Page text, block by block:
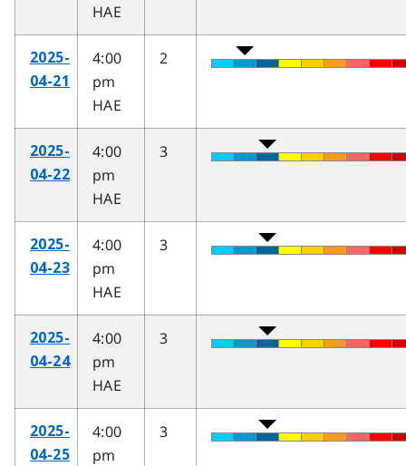
HAE
2025-
04-21
4:00
pm
HAE
2
2025-
04-22
4:00
pm
HAE
3
2025-
04-23
4:00
pm
HAE
3
2025-
04-24
4:00
pm
HAE
3
2025-
04-25
4:00
pm
3